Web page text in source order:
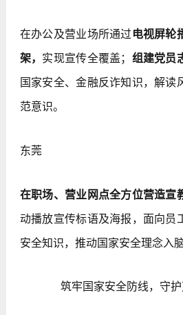
在办公及营业场所通过 电视屏轮
架， 实现宣传全覆盖； 组建党员
国家安全、金融反诈知识，解读
范意识。
东莞
在职场、营业网点全方位营造宣
动播放宣传标语及海报，面向员
安全知识，推动国家安全理念入
筑牢国家安全防线，守